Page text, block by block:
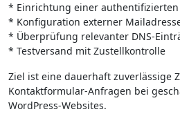
* Einrichtung einer
* Konfiguration externer
* Überprüfung relevanter DNS-
* Testversand mit Zustellkontrolle
Ziel ist eine dauerhaft zuverlässige
Kontaktformular-Anfragen bei
WordPress-Websites.